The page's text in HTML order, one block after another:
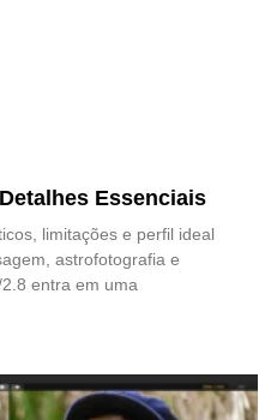
Essenciais
limitações e perfil ideal
astrofotografia e
entra em uma